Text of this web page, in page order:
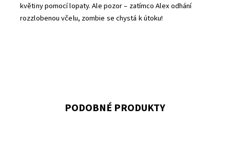
květiny pomocí lopaty. Ale pozor – zatímco Alex odhání
rozzlobenou včelu, zombie se chystá k útoku!
PODOBNÉ PRODUKTY